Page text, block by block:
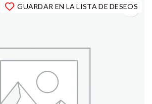
GUARDAR EN LA LISTA DE DESEOS